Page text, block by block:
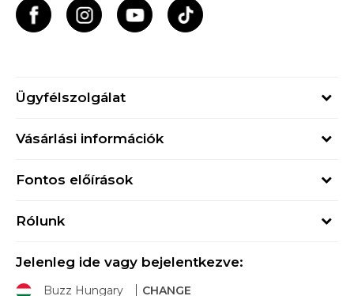
Ügyfélszolgálat
online@buzzsneakers.hu
Vásárlási információk
Visszatérítések
Ajándékkártya
Fontos előírások
Sport & Bonus szabályzata
Rólunk
Buzz márkák
Jelenleg ide vagy bejelentkezve:
Buzz Hungary CHANGE